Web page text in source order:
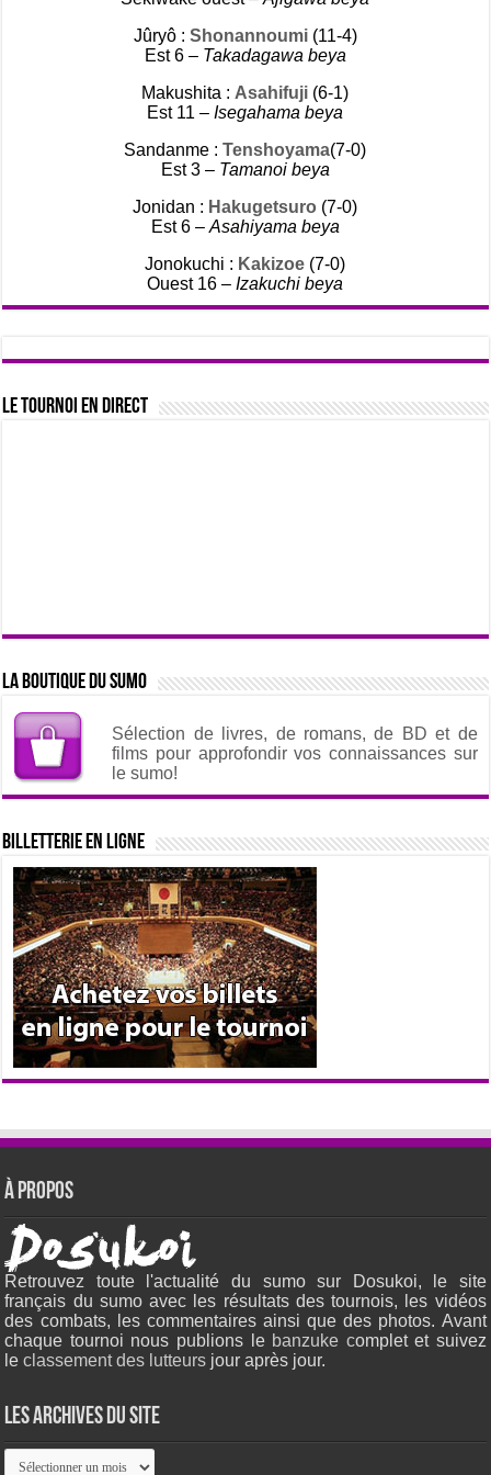
Jûryô : Shonannoumi (11-4)
Est 6 – Takadagawa beya
Makushita : Asahifuji (6-1)
Est 11 –Isegahama beya
Sandanme :Tenshoyama(7-0)
Est 3 – Tamanoi beya
Jonidan : Hakugetsuro (7-0)
Est 6 – Asahiyama beya
Jonokuchi : Kakizoe (7-0)
Ouest 16 –Izakuchi beya
Le tournoi en direct
La boutique du sumo
Sélection de livres, de romans, de BD et de
films pour approfondir vos connaissances sur
le sumo!
Billetterie en ligne
À propos
Retrouvez toute l'actualité du sumo sur Dosukoi, le site
français du sumo avec les résultats des tournois, les vidéos
des combats, les commentaires ainsi que des photos. Avant
chaque tournoi nous publions le banzuke complet et suivez
leclassement des lutteurs jour après jour.
Les archives du site
Les